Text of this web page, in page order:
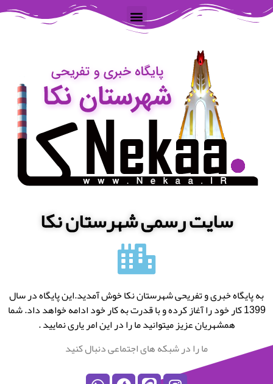
سایت رسمی شهرستان نکا
به پایگاه خبری و تفریحی شهرستان نکا خوش آمدید.این پایگاه در سال
1399 کار خود را آغاز کرده و با قدرت به کار خود ادامه خواهد داد. شما
همشهریان عزیز میتوانید ما را در این امر یاری نمایید .
ما را در شبکه های اجتماعی دنبال کنید